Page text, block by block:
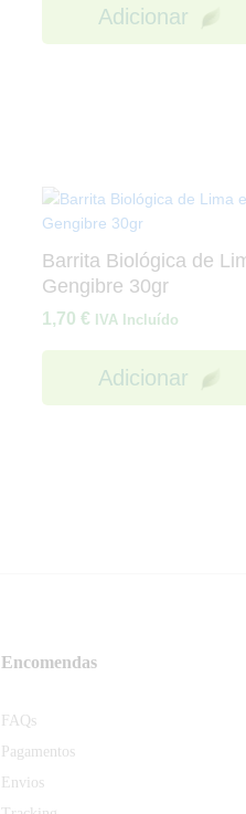
Adicionar
Barrita Biológica de
Gengibre 30gr
1,70 € IVA Incluído
Adicionar
Encomendas
FAQs
Pagamentos
Envios